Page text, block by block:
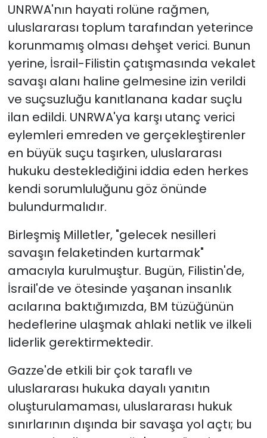
UNRWA'nın hayati rolüne rağmen,
uluslararası toplum tarafından yeterince
korunmamış olması dehşet verici. Bunun
yerine, İsrail-Filistin çatışmasında vekalet
savaşı alanı haline gelmesine izin verildi
ve suçsuzluğu kanıtlanana kadar suçlu
ilan edildi. UNRWA'ya karşı utanç verici
eylemleri emreden ve gerçekleştirenler
en büyük suçu taşırken, uluslararası
hukuku desteklediğini iddia eden herkes
kendi sorumluluğunu göz önünde
bulundurmalıdır.
Birleşmiş Milletler, "gelecek nesilleri
savaşın felaketinden kurtarmak"
amacıyla kurulmuştur. Bugün, Filistin'de,
İsrail'de ve ötesinde yaşanan insanlık
acılarına baktığımızda, BM tüzüğünün
hedeflerine ulaşmak ahlaki netlik ve ilkeli
liderlik gerektirmektedir.
Gazze'de etkili bir çok taraflı ve
uluslararası hukuka dayalı yanıtın
oluşturulamaması, uluslararası hukuk
sınırlarının dışında bir savaşa yol açtı; bu